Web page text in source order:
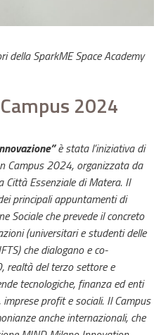
della SparkME Space Academy
2024
è stata l’iniziativa di
Campus 2024, organizzata da
Città Essenziale di Matera. Il
principali appuntamenti di
Sociale che prevede il concreto
(universitari e studenti delle
che dialogano e co-
realtà del terzo settore e
tecnologiche, finanza ed enti
profit e sociali. Il Campus
anche internazionali, che